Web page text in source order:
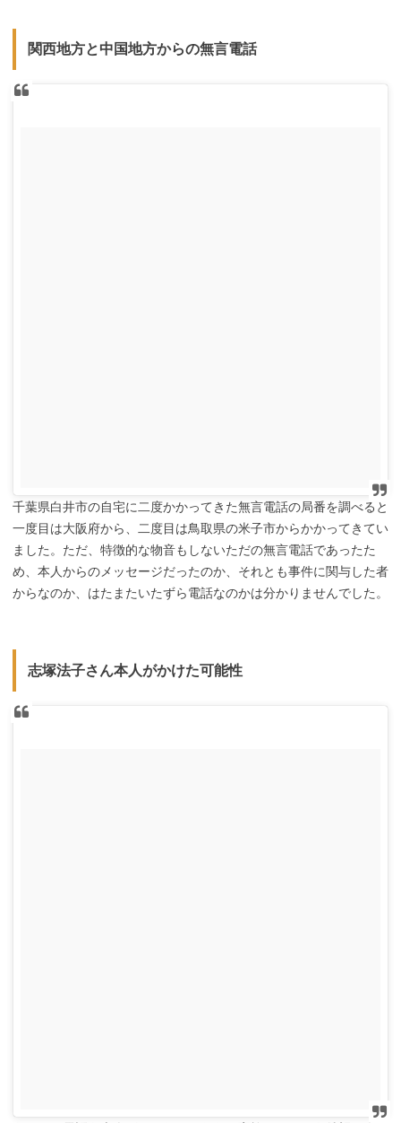
関西地方と中国地方からの無言電話
千葉県白井市の自宅に二度かかってきた無言電話の局番を調べると
一度目は大阪府から、二度目は鳥取県の米子市からかかってきてい
ました。ただ、特徴的な物音もしないただの無言電話であったた
め、本人からのメッセージだったのか、それとも事件に関与した者
からなのか、はたまたいたずら電話なのかは分かりませんでした。
志塚法子さん本人がかけた可能性